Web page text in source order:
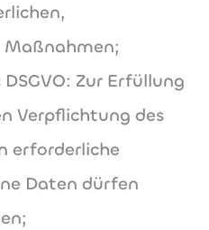
Zur Erfüllung
Verpflichtung des
erforderliche
Daten dürfen